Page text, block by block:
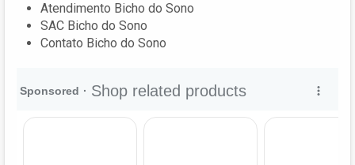
Atendimento Bicho do Sono
SAC Bicho do Sono
Contato Bicho do Sono